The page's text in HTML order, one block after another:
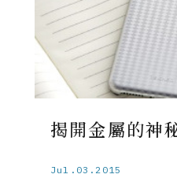
揭開金屬的神
Jul.03.2015